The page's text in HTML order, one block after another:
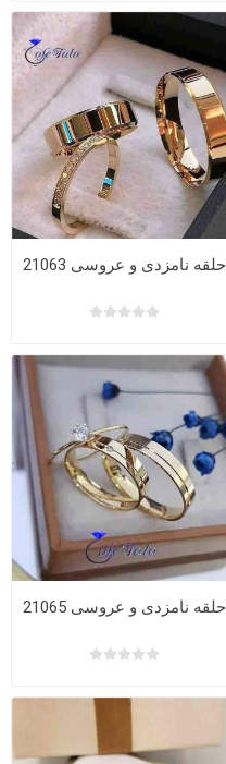
حلقه نامزدی و عروسی 21063
حلقه نامزدی و عروسی 21065